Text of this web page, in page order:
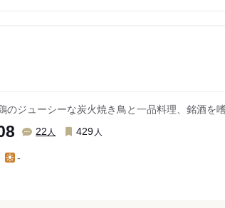
のジューシーな炭火焼き鳥と一品料理、銘酒を
22 人 429 人
-